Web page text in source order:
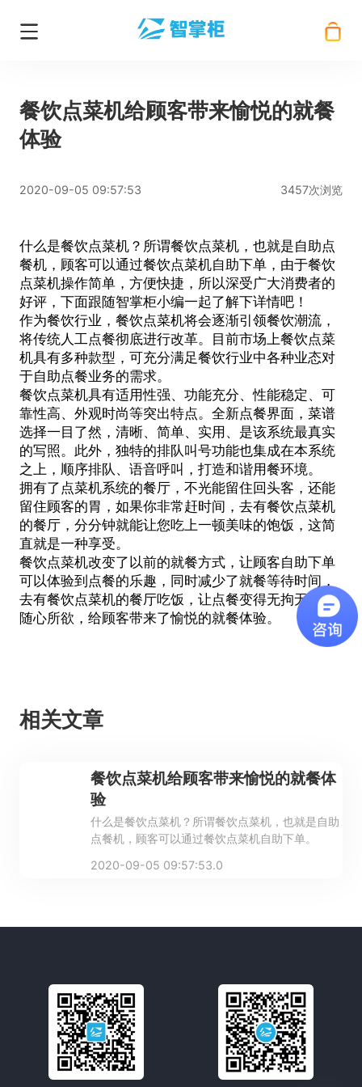
餐饮点菜机给顾客带来愉悦的就餐
体验
2020-09-05 09:57:53 3457次浏览
什么是餐饮点菜机？所谓餐饮点菜机，也就是自助点
餐机，顾客可以通过餐饮点菜机自助下单，由于餐饮
点菜机操作简单，方便快捷，所以深受广大消费者的
好评，下面跟随智掌柜小编一起了解下详情吧！
作为餐饮行业， 餐饮点菜机将会逐渐引领餐饮潮流，
将传统人工点餐彻底进行改革。目前市场上餐饮点菜
机具有多种款型，可充分满足餐饮行业中各种业态对
于自助点餐业务的需求。
餐饮点菜机具有适用性强、功能充分、性能稳定、可
靠性高、外观时尚等突出特点。全新点餐界面，菜谱
选择一目了然，清晰、简单、实用、是该系统最真实
的写照。此外，独特的排队叫号功能也集成在本系统
之上，顺序排队、语音呼叫，打造和谐用餐环境。
拥有了 点菜机系统的餐厅，不光能留住回头客，还能
留住顾客的胃，如果你非常赶时间，去有餐饮点菜机
的餐厅，分分钟就能让您吃上一顿美味的饱饭，这简
直就是一种享受。
餐饮点菜机改变了以前的就餐方式，让顾客自助下单
可以体验到点餐的乐趣，同时减少了就餐等待时间，
去有餐饮点菜机的餐厅吃饭，让点餐变得无拘无束，
随心所欲，给顾客带来了愉悦的就餐体验。
相关文章
餐饮点菜机给顾客带来愉悦的就餐体
验
什么是餐饮点菜机？所谓餐饮点菜机，也就是自助
点餐机，顾客可以通过餐饮点菜机自助下单。
2020-09-05 09:57:53.0